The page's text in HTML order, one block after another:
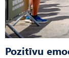
Pozitīvu